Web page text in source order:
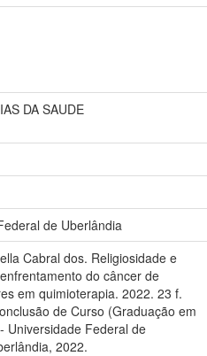
DA SAUDE
de Uberlândia
Cabral dos. Religiosidade e
do câncer de
em quimioterapia. 2022. 23 f.
de Curso (Graduação em
Universidade Federal de
2022.